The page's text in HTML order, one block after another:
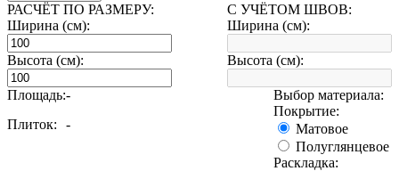
РАСЧЁТ ПО РАЗМЕРУ:
Ширина (см):
Высота (см):
С УЧЁТОМ ШВОВ:
Ширина (см):
Высота (см):
Площадь:-
Плиток:
-
Выбор материала:
Покрытие:
Матовое
Полуглянцевое
Раскладка: